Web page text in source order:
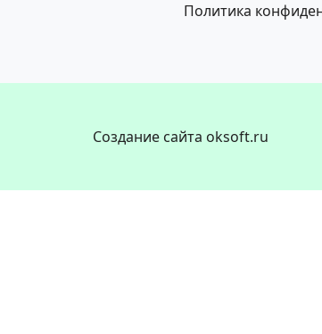
Политика
Создание сайта oksoft.ru